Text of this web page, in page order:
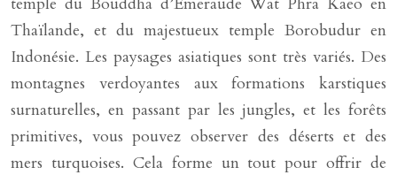
Thaïlande, et du majestueux temple Borobudur en
Indonésie. Les paysages asiatiques sont très variés. Des
montagnes verdoyantes aux formations karstiques
surnaturelles, en passant par les jungles, et les forêts
primitives, vous pouvez observer des déserts et des
mers turquoises. Cela forme un tout pour offrir de